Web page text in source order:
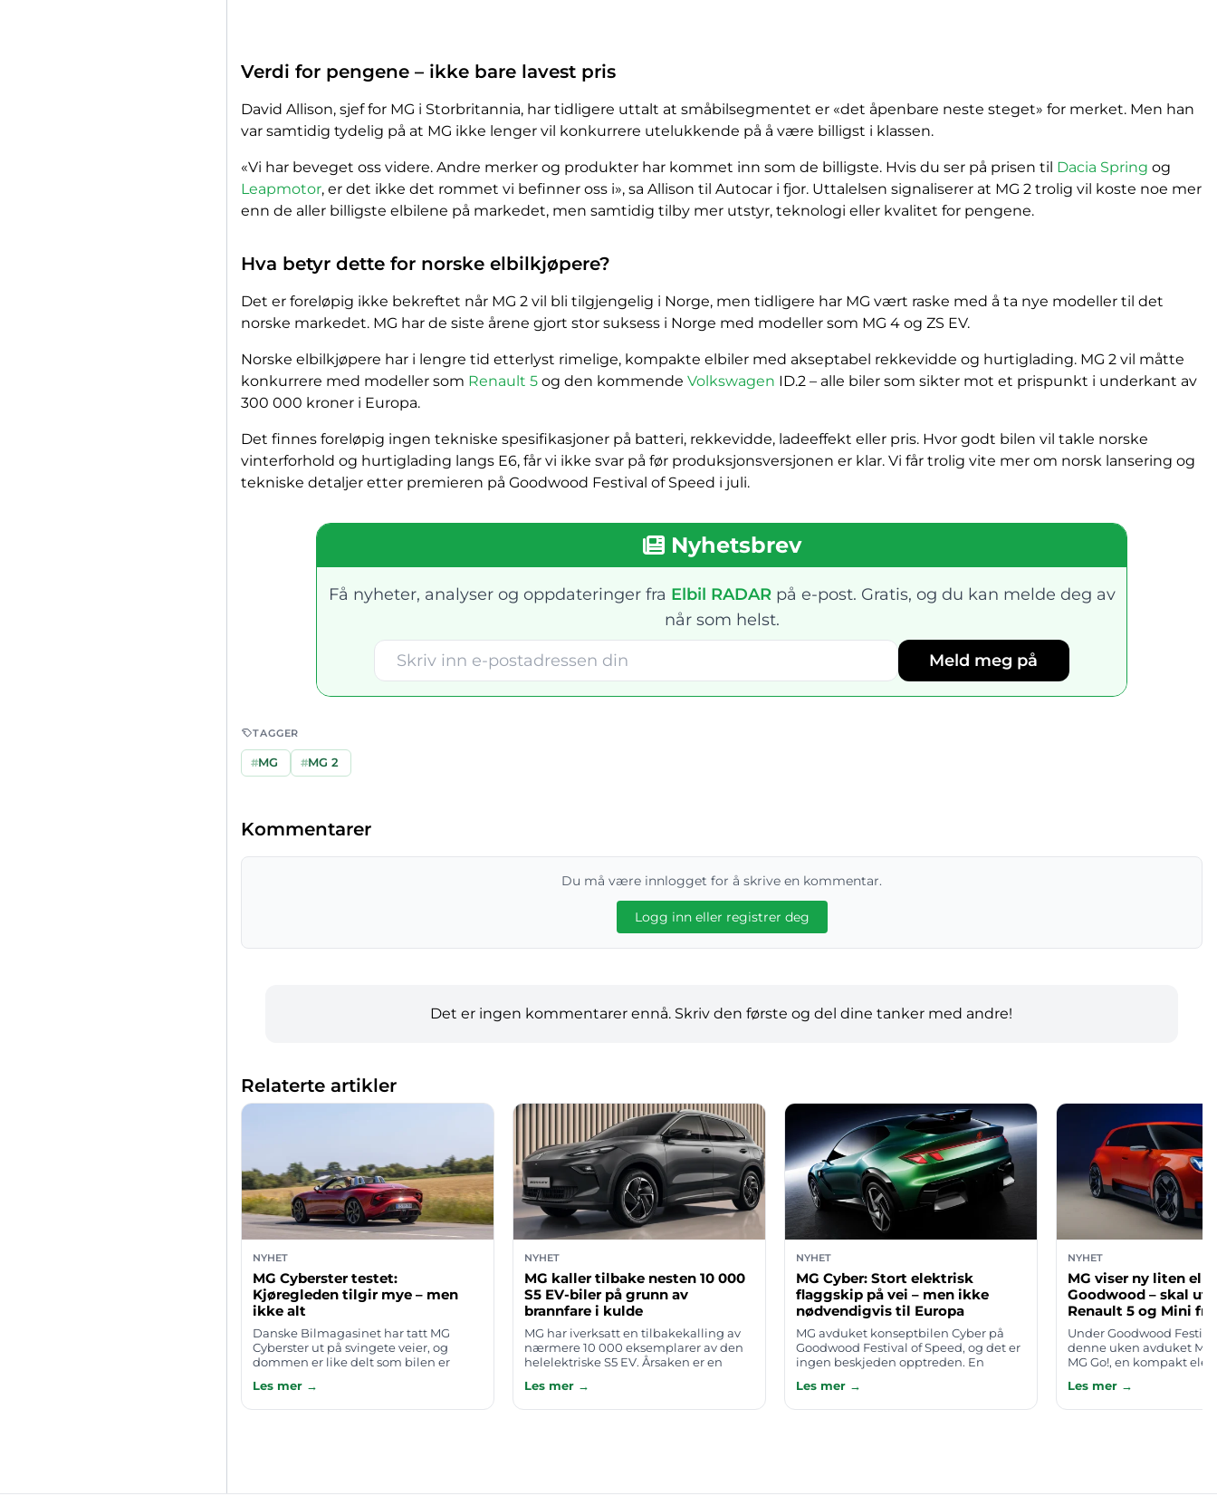
Verdi for pengene – ikke bare lavest pris
David Allison, sjef for MG i Storbritannia, har tidligere uttalt at småbilsegmentet er «det åpenbare neste steget» for merket. Men han
var samtidig tydelig på at MG ikke lenger vil konkurrere utelukkende på å være billigst i klassen.
«Vi har beveget oss videre. Andre merker og produkter har kommet inn som de billigste. Hvis du ser på prisen til Dacia Spring og
Leapmotor, er det ikke det rommet vi befinner oss i», sa Allison til Autocar i fjor. Uttalelsen signaliserer at MG 2 trolig vil koste noe mer
enn de aller billigste elbilene på markedet, men samtidig tilby mer utstyr, teknologi eller kvalitet for pengene.
Hva betyr dette for norske elbilkjøpere?
Det er foreløpig ikke bekreftet når MG 2 vil bli tilgjengelig i Norge, men tidligere har MG vært raske med å ta nye modeller til det
norske markedet. MG har de siste årene gjort stor suksess i Norge med modeller som MG 4 og ZS EV.
Norske elbilkjøpere har i lengre tid etterlyst rimelige, kompakte elbiler med akseptabel rekkevidde og hurtiglading. MG 2 vil måtte
konkurrere med modeller som Renault 5 og den kommende Volkswagen ID.2 – alle biler som sikter mot et prispunkt i underkant av
300 000 kroner i Europa.
Det finnes foreløpig ingen tekniske spesifikasjoner på batteri, rekkevidde, ladeeffekt eller pris. Hvor godt bilen vil takle norske
vinterforhold og hurtiglading langs E6, får vi ikke svar på før produksjonsversjonen er klar. Vi får trolig vite mer om norsk lansering og
tekniske detaljer etter premieren på Goodwood Festival of Speed i juli.
Nyhetsbrev
Få nyheter, analyser og oppdateringer fra Elbil RADARpå e-post. Gratis, og du kan melde deg av
når som helst.
Meld meg på
TAGGER
#MG #MG 2
Kommentarer
Du må være innlogget for å skrive en kommentar.
Logg inn eller registrer deg
Det er ingen kommentarer ennå. Skriv den første og del dine tanker med andre!
Relaterte artikler
NYHET
MG Cyberster testet:
Kjøregleden tilgir mye – men
ikke alt
Danske Bilmagasinet har tatt MG
Cyberster ut på svingete veier, og
dommen er like delt som bilen er
asfalten slynger seg, er det vanskelig å
hold…
Les mer →
NYHET
MG kaller tilbake nesten 10 000
S5 EV-biler på grunn av
brannfare i kulde
MG har iverksatt en tilbakekalling av
nærmere 10 000 eksemplarer av den
helelektriske S5 EV. Årsaken er en
temperaturer kan kjøleviften fryse fast,
…
Les mer →
NYHET
MG Cyber: Stort elektrisk
flaggskip på vei – men ikke
nødvendigvis til Europa
MG avduket konseptbilen Cyber på
Goodwood Festival of Speed, og det er
ingen beskjeden opptreden. En
med tydelige premium-ambisjoner
skal peke u…
Les mer →
NYHET
MG viser ny liten
Goodwood – skal
Renault 5 og Mini fra
Under Goodwood
denne uken avduket
MG Go!, en kompakt
forvarsel om hva merket
selge …
Les mer →